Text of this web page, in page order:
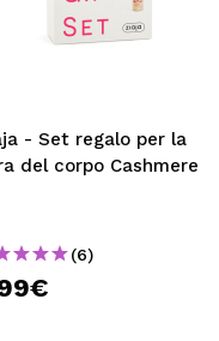
- Set regalo per la
del corpo Cashmere
(6)